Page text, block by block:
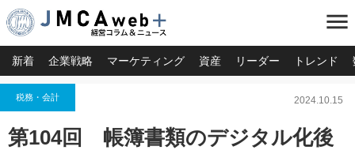
menu
新着 企業戦略 マーケティング 資産 リーダー トレンド
税務・会計 2024.10.15
第104回 帳簿書類のデジタル化後